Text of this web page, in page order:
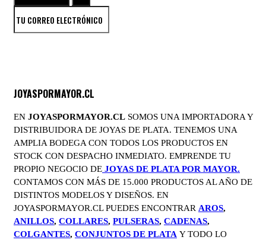
JOYASPORMAYOR.CL
EN JOYASPORMAYOR.CL SOMOS UNA IMPORTADORA Y
DISTRIBUIDORA DE JOYAS DE PLATA. TENEMOS UNA
AMPLIA BODEGA CON TODOS LOS PRODUCTOS EN
STOCK CON DESPACHO INMEDIATO. EMPRENDE TU
PROPIO NEGOCIO DE JOYAS DE PLATA POR MAYOR.
CONTAMOS CON MÁS DE 15.000 PRODUCTOS AL AÑO DE
DISTINTOS MODELOS Y DISEÑOS. EN
JOYASPORMAYOR.CL PUEDES ENCONTRAR AROS,
ANILLOS, COLLARES, PULSERAS, CADENAS,
COLGANTES, CONJUNTOS DE PLATA Y TODO LO